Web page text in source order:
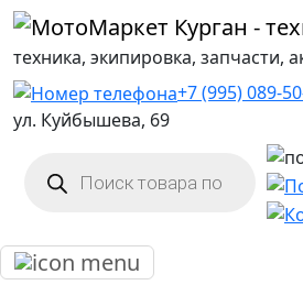
техника, экипировка, запчасти,
+7 (995) 089-
ул. Куйбышева, 69
товаров